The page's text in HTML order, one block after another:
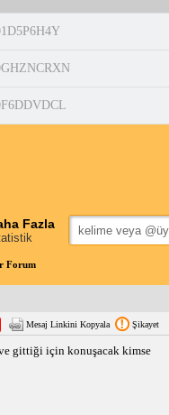
Fazla
Forum
Mesaj Linkini Kopyala Şikayet
gittiği için konuşacak kimse